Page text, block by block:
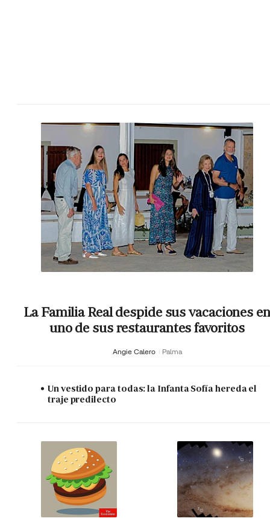
La Familia Real despide sus vacaciones en
uno de sus restaurantes favoritos
Angie Calero Palma
Un vestido para todas: la Infanta Sofía hereda el
traje predilecto